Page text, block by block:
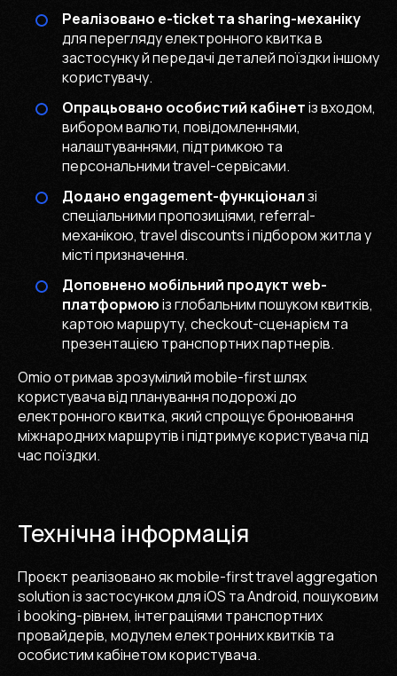
Реалізовано e-ticket та sharing-механіку
для перегляду електронного квитка в
застосунку й передачі деталей поїздки іншому
користувачу.
Опрацьовано особистий кабінетіз входом,
вибором валюти, повідомленнями,
налаштуваннями, підтримкою та
персональними travel-сервісами.
Додано engagement-функціоналзі
спеціальними пропозиціями, referral-
механікою, travel discounts і підбором житла у
місті призначення.
Доповнено мобільний продукт web-
платформоюіз глобальним пошуком квитків,
картою маршруту, checkout-сценарієм та
презентацією транспортних партнерів.
Omio отримав зрозумілий mobile-first шлях
користувача від планування подорожі до
електронного квитка, який спрощує бронювання
міжнародних маршрутів і підтримує користувача під
час поїздки.
Технічна інформація
Проєкт реалізовано як mobile-first travel aggregation
solution із застосунком для iOS та Android, пошуковим
і booking-рівнем, інтеграціями транспортних
провайдерів, модулем електронних квитків та
особистим кабінетом користувача.